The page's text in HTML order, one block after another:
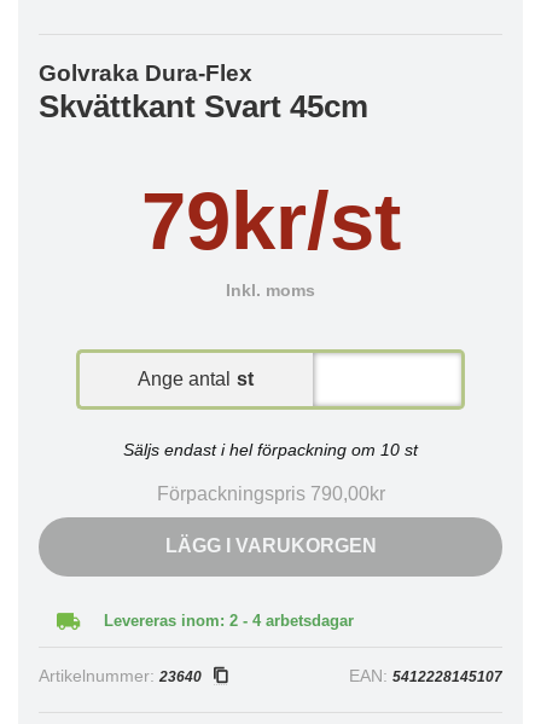
Golvraka Dura-Flex
Skvättkant Svart 45cm
79kr/st
Inkl. moms
Ange antal st
Säljs endast i hel förpackning om 10 st
Förpackningspris 790,00kr
LÄGG I VARUKORGEN
Levereras inom: 2 - 4 arbetsdagar
Artikelnummer: 23640 EAN: 5412228145107